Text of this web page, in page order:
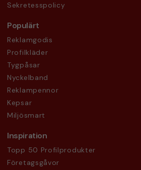
Sekretesspolicy
Populärt
Reklamgodis
Profilkläder
Tygpåsar
Nyckelband
Reklampennor
Kepsar
Miljösmart
Inspiration
Topp 50 Profilprodukter
Företagsgåvor